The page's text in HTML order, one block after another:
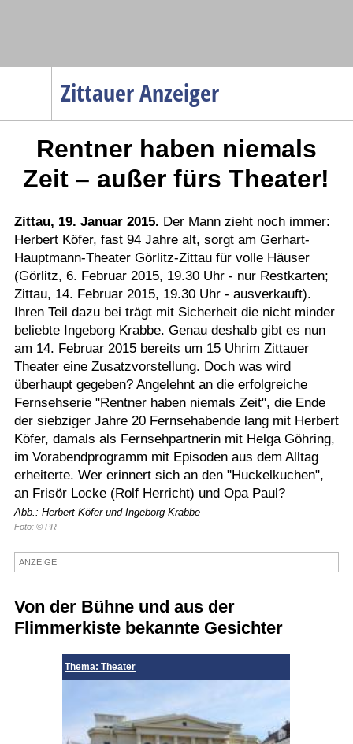
Zittauer Anzeiger
Menüpunkte
Politik
Gesellschaft
Wirtschaft
Service
Verkehr
Gesundheit
Kultur
Sport
Kostenlos
Rentner haben niemals
Zeit – außer fürs Theater!
Zittau, 19. Januar 2015. Der Mann zieht noch immer:
Herbert Köfer, fast 94 Jahre alt, sorgt am Gerhart-
Hauptmann-Theater Görlitz-Zittau für volle Häuser
(Görlitz, 6. Februar 2015, 19.30 Uhr - nur Restkarten;
Zittau, 14. Februar 2015, 19.30 Uhr - ausverkauft).
Ihren Teil dazu bei trägt mit Sicherheit die nicht minder
beliebte Ingeborg Krabbe. Genau deshalb gibt es nun
am 14. Februar 2015 bereits um 15 Uhrim Zittauer
Theater eine Zusatzvorstellung. Doch was wird
überhaupt gegeben? Angelehnt an die erfolgreiche
Fernsehserie "Rentner haben niemals Zeit", die Ende
der siebziger Jahre 20 Fernsehabende lang mit Herbert
Köfer, damals als Fernsehpartnerin mit Helga Göhring,
im Vorabendprogramm mit Episoden aus dem Alltag
erheiterte. Wer erinnert sich an den "Huckelkuchen",
an Frisör Locke (Rolf Herricht) und Opa Paul?
Abb.: Herbert Köfer und Ingeborg Krabbe
Foto: © PR
ANZEIGE
Von der Bühne und aus der
Flimmerkiste bekannte Gesichter
Thema: Theater